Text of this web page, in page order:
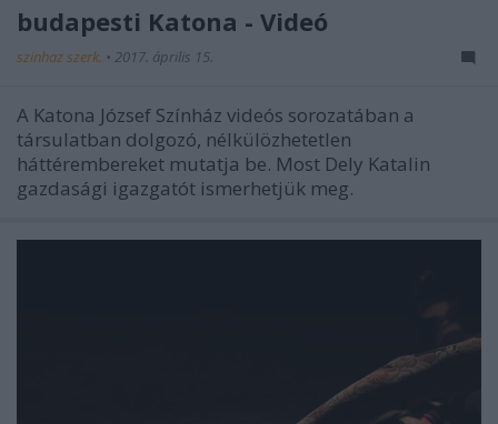
budapesti Katona - Videó
szinhaz szerk. • 2017. április 15.
A Katona József Színház videós sorozatában a
társulatban dolgozó, nélkülözhetetlen
háttérembereket mutatja be. Most Dely Katalin
gazdasági igazgatót ismerhetjük meg.